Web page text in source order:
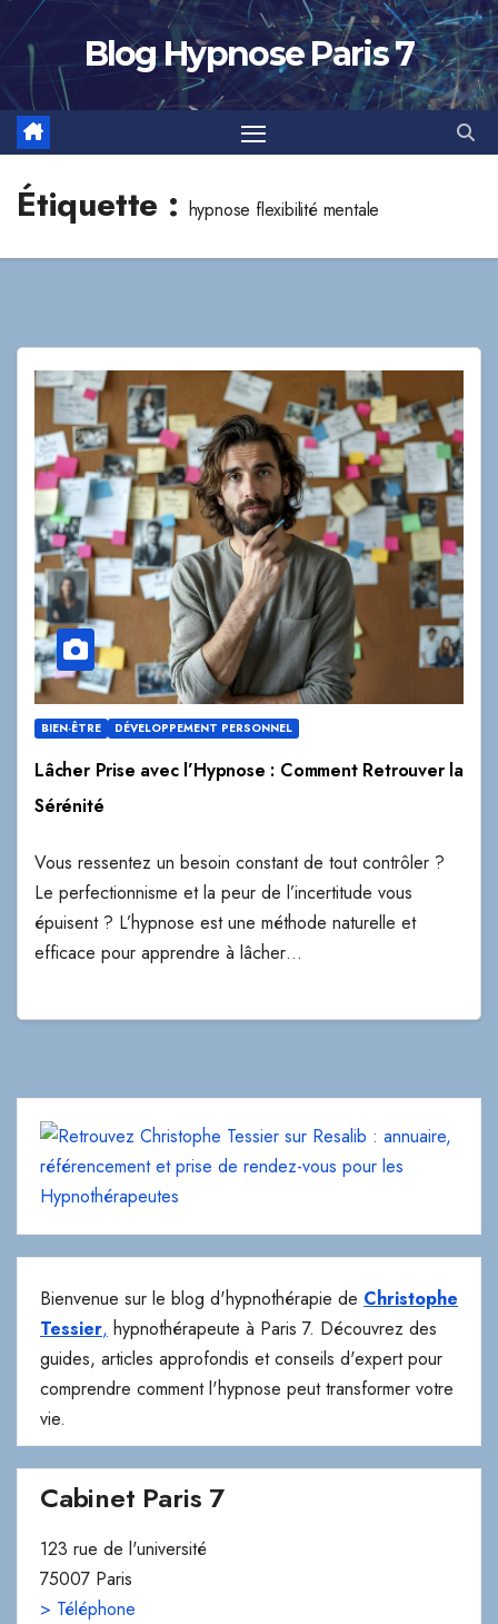
Skip
content
Blog Hypnose Paris 7
Étiquette : hypnose flexibilité mentale
BIEN-ÊTRE DÉVELOPPEMENT PERSONNEL
Lâcher Prise avec l’Hypnose : Comment Retrouver la
Sérénité
Vous ressentez un besoin constant de tout contrôler ?
Le perfectionnisme et la peur de l’incertitude vous
épuisent ? L’hypnose est une méthode naturelle et
efficace pour apprendre à lâcher…
Bienvenue sur le blog d'hypnothérapie de Christophe
Tessier, hypnothérapeute à Paris 7. Découvrez des
guides, articles approfondis et conseils d'expert pour
comprendre comment l'hypnose peut transformer votre
vie.
Cabinet Paris 7
123 rue de l'université
75007 Paris
> Téléphone